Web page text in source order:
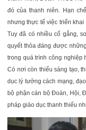
đó của thanh niên. Hạn
nhưng thực tế việc triển
Tuy đã có nhiều cố gắng,
quyết thỏa đáng được
trong quá trình công nghiệp
Có nơi còn thiếu sáng tạo,
dục lý tưởng cách mạng,
bộ phận cán bộ Đoàn, Hội,
pháp giáo dục thanh thiếu